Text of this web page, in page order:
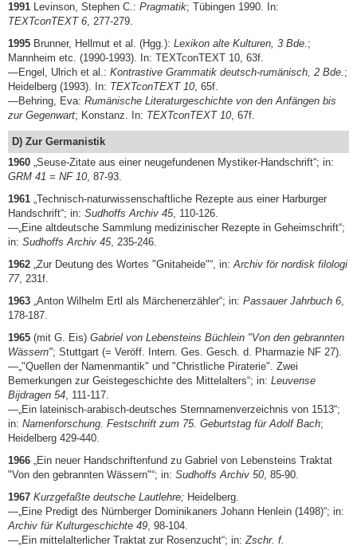
1991 Levinson, Stephen C.: Pragmatik; Tübingen 1990. In:
TEXTconTEXT 6, 277-279.
1995 Brunner, Hellmut et al. (Hgg.): Lexikon alte Kulturen, 3 Bde.;
Mannheim etc. (1990-1993). In: TEXTconTEXT 10, 63f.
—Engel, Ulrich et al.: Kontrastive Grammatik deutsch-rumänisch, 2 Bde.;
Heidelberg (1993). In: TEXTconTEXT 10, 65f.
—Behring, Eva: Rumänische Literaturgeschichte von den Anfängen bis
zur Gegenwart; Konstanz. In: TEXTconTEXT 10, 67f.
D) Zur Germanistik
1960 „Seuse-Zitate aus einer neugefundenen Mystiker-Handschrift“; in:
GRM 41 = NF 10 , 87-93.
1961 „Technisch-naturwissenschaftliche Rezepte aus einer Harburger
Handschrift“; in: Sudhoffs Archiv 45, 110-126.
—„Eine altdeutsche Sammlung medizinischer Rezepte in Geheimschrift“;
in: Sudhoffs Archiv 45, 235-246.
1962 „Zur Deutung des Wortes "Gnitaheide"“, in: Archiv för nordisk filologi
77, 231f.
1963 „Anton Wilhelm Ertl als Märchenerzähler“; in: Passauer Jahrbuch 6
178-187.
1965 (mit G. Eis) Gabriel von Lebensteins Büchlein "Von den gebrannten
Wässern"; Stuttgart (= Veröff. Intern. Ges. Gesch. d. Pharmazie NF 27).
—„"Quellen der Namenmantik" und "Christliche Piraterie". Zwei
Bemerkungen zur Geistegeschichte des Mittelalters“; in: Leuvense
Bijdragen 54 , 111-117.
—„Ein lateinisch-arabisch-deutsches Sternnamenverzeichnis von 1513“;
in: Namenforschung. Festschrift zum 75. Geburtstag für Adolf Bach;
Heidelberg 429-440.
1966 „Ein neuer Handschriftenfund zu Gabriel von Lebensteins Traktat
"Von den gebrannten Wässern"“; in: Sudhoffs Archiv 50 , 85-90.
1967 Kurzgefaßte deutsche Lautlehre; Heidelberg.
—„Eine Predigt des Nürnberger Dominikaners Johann Henlein (1498)“; in:
Archiv für Kulturgeschichte 49 , 98-104.
—„Ein mittelalterlicher Traktat zur Rosenzucht“; in: Zschr. f.